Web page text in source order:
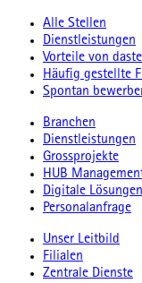
Alle Stellen
Dienstleistungen
Vorteile von
Häufig gestellte
Spontan
Branchen
Dienstleistungen
Grossprojekte
HUB
Digitale Lösungen
Personalanfrage
Unser Leitbild
Filialen
Zentrale Dienste